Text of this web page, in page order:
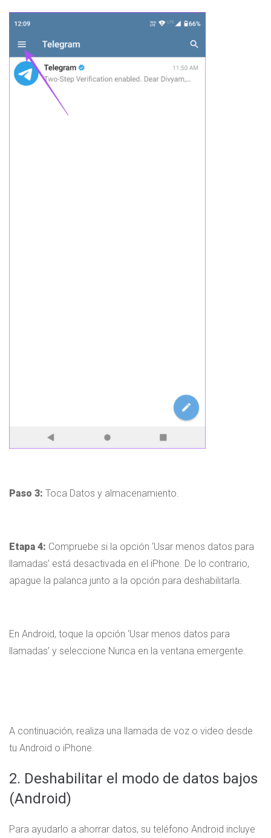
Paso 3: Toca Datos y almacenamiento.
Etapa 4: Compruebe si la opción ‘Usar menos datos para
llamadas’ está desactivada en el iPhone. De lo contrario,
apague la palanca junto a la opción para deshabilitarla.
En Android, toque la opción ‘Usar menos datos para
llamadas’ y seleccione Nunca en la ventana emergente.
A continuación, realiza una llamada de voz o video desde
tu Android o iPhone.
2. Deshabilitar el modo de datos bajos
(Android)
Para ayudarlo a ahorrar datos, su teléfono Android incluye